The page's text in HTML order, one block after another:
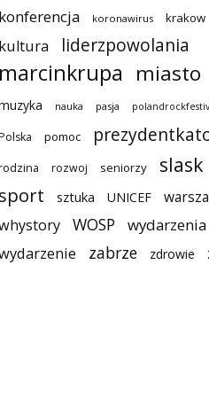
koronawirus krakow
liderzpowolania
miasto
nauka pasja
pomoc
rozwoj seniorzy slask
sztuka UNICEF
WOSP
wydarzenia
zabrze zdrowie